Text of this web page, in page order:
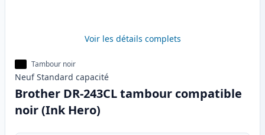
Voir les détails complets
Tambour noir
Neuf Standard capacité
Brother DR-243CL tambour compatible
noir (Ink Hero)